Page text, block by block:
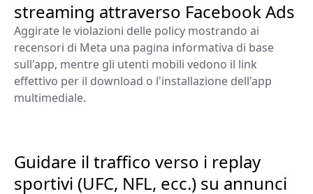
streaming attraverso Facebook Ads
Aggirate le violazioni delle policy mostrando ai
recensori di Meta una pagina informativa di base
sull'app, mentre gli utenti mobili vedono il link
effettivo per il download o l'installazione dell'app
multimediale.
Guidare il traffico verso i replay
sportivi (UFC, NFL, ecc.) su annunci